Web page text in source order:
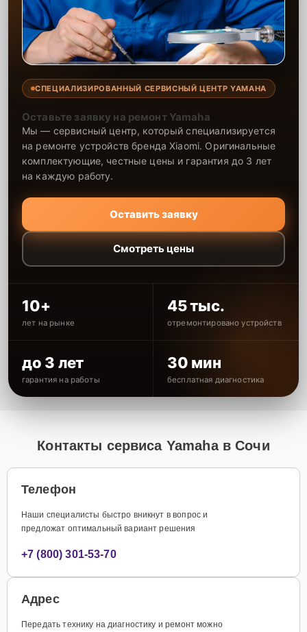
СПЕЦИАЛИЗИРОВАННЫЙ СЕРВИСНЫЙ ЦЕНТР YAMAHA
Оставьте заявку на ремонт Yamaha
Мы — сервисный центр, который специализируется
на ремонте устройств бренда Xiaomi. Оригинальные
комплектующие, честные цены и гарантия до 3 лет
на каждую работу.
Оставить заявку
Смотреть цены
10+
лет на рынке
45 тыс.
отремонтировано устройств
до 3 лет
гарантия на работы
30 мин
бесплатная диагностика
Контакты сервиса Yamaha в Сочи
Телефон
Наши специалисты быстро вникнут в вопрос и
предложат оптимальный вариант решения
+7 (800) 301-53-70
Адрес
Передать технику на диагностику и ремонт можно